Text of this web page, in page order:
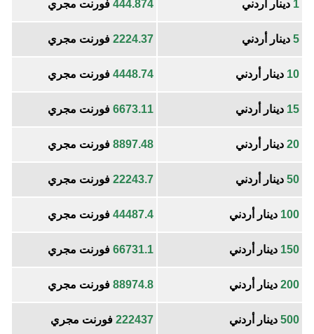
1 دينار أردني 444.874 فورنت مجري
5 دينار أردني 2224.37 فورنت مجري
10 دينار أردني 4448.74 فورنت مجري
15 دينار أردني 6673.11 فورنت مجري
20 دينار أردني 8897.48 فورنت مجري
50 دينار أردني 22243.7 فورنت مجري
100 دينار أردني 44487.4 فورنت مجري
150 دينار أردني 66731.1 فورنت مجري
200 دينار أردني 88974.8 فورنت مجري
500 دينار أردني 222437 فورنت مجري